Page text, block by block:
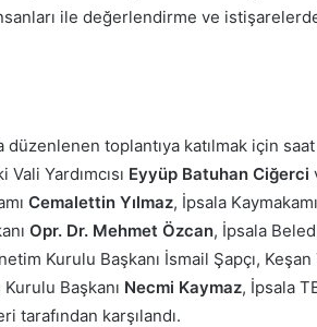
ile değerlendirme ve
toplantıya katılmak için saat
Yardımcısı Eyyüp Batuhan Ciğerci
Cemalettin Yılmaz, İpsala
Opr. Dr. Mehmet Özcan, İpsala
Kurulu Başkanı İsmail Şapçı,
Başkanı Necmi Kaymaz, İpsala
tarafından karşılandı.